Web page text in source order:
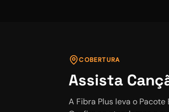
COBERTURA
Assista
A Fibra Plus leva o Pacote